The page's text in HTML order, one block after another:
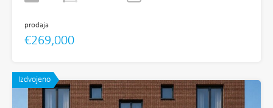
prodaja
€269,000
Izdvojeno